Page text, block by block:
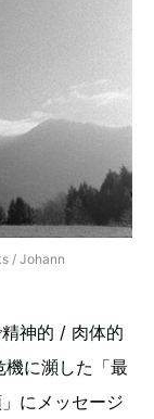
/ Johann
神的 / 肉体的
に瀕した「最
にメッセージ